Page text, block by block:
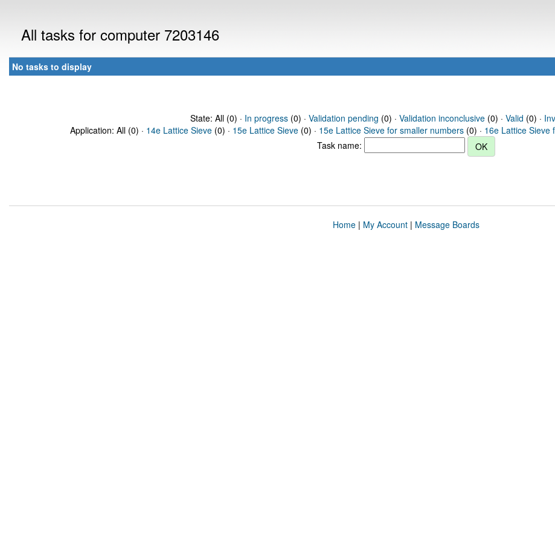
All tasks for computer 7203146
No tasks to display
State: All (0) · In progress(0) · Validation pending (0) · Validation inconclusive(0) · Valid (0) ·
Application: All (0) · 14e Lattice Sieve (0) · 15e Lattice Sieve (0) · 15e Lattice Sieve for smaller numbers (0) · 16e Lattice Sieve
Task name:
Home| My Account| Message Boards